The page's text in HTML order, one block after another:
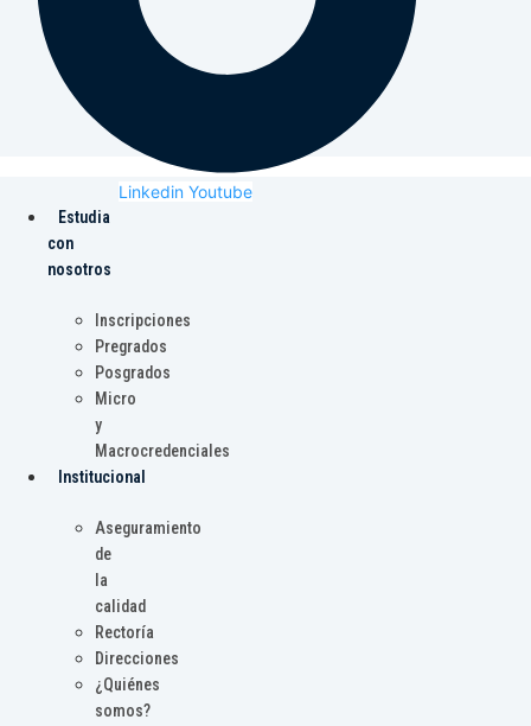
Linkedin Youtube
Estudia
con
nosotros
Inscripciones
Pregrados
Posgrados
Micro
y
Macrocredenciales
Institucional
Aseguramiento
de
la
calidad
Rectoría
Direcciones
¿Quiénes
somos?